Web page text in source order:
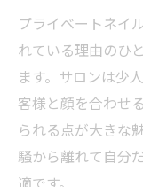
プライベートネイ
れている理由のひ
ます。サロンは少
客様と顔を合わせ
られる点が大きな
騒から離れて自分
適です。